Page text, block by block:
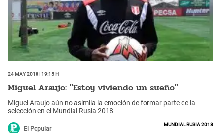
24 May 2018 | 19:15 h
Miguel Araujo: "Estoy viviendo un sueño"
Miguel Araujo aún no asimila la emoción de formar parte de la
selección en el Mundial Rusia 2018
El Popular
Mundial Rusia 2018